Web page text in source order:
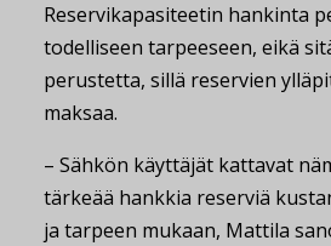
Reservikapasiteetin hankinta
todelliseen tarpeeseen, eikä
perustetta, sillä reservien
maksaa.
– Sähkön käyttäjät kattavat
tärkeää hankkia reserviä
ja tarpeen mukaan, Mattila